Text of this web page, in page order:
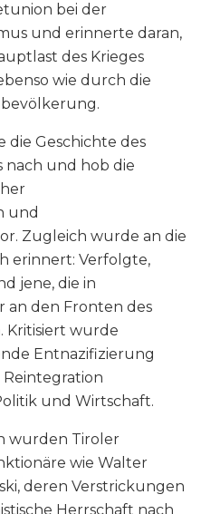
bei der
und erinnerte daran,
des Krieges
wie durch die
die Geschichte des
nach und hob die
und
Zugleich wurde an die
erinnert: Verfolgte,
jene, die in
an den Fronten des
Kritisiert wurde
Entnazifizierung
Reintegration
und Wirtschaft.
wurden Tiroler
wie Walter
deren Verstrickungen
Herrschaft nach